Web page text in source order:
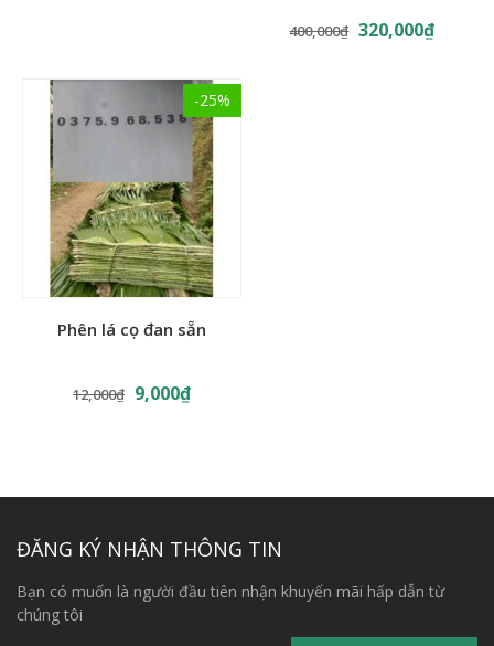
Tre luồng được chọn phải già, gióng tre ngắn (nhiều đốt),
gốc và ngọn tương đối đều nhau, cây tương đối thẳng.
Trong các loại lá để lợp mái như: lá cọ, lá dừa, cỏ tranh…
dàng hơn. Vậy, khi chọn lá cọ lợp mái bạn cần phải lưu ý
những gị?
400,000₫ 320,000₫
-25%
Phên lá cọ đan sẵn
12,000₫ 9,000₫
ĐĂNG KÝ NHẬN THÔNG TIN
Bạn có muốn là người đầu tiên nhận khuyến mãi hấp dẫn từ
chúng tôi